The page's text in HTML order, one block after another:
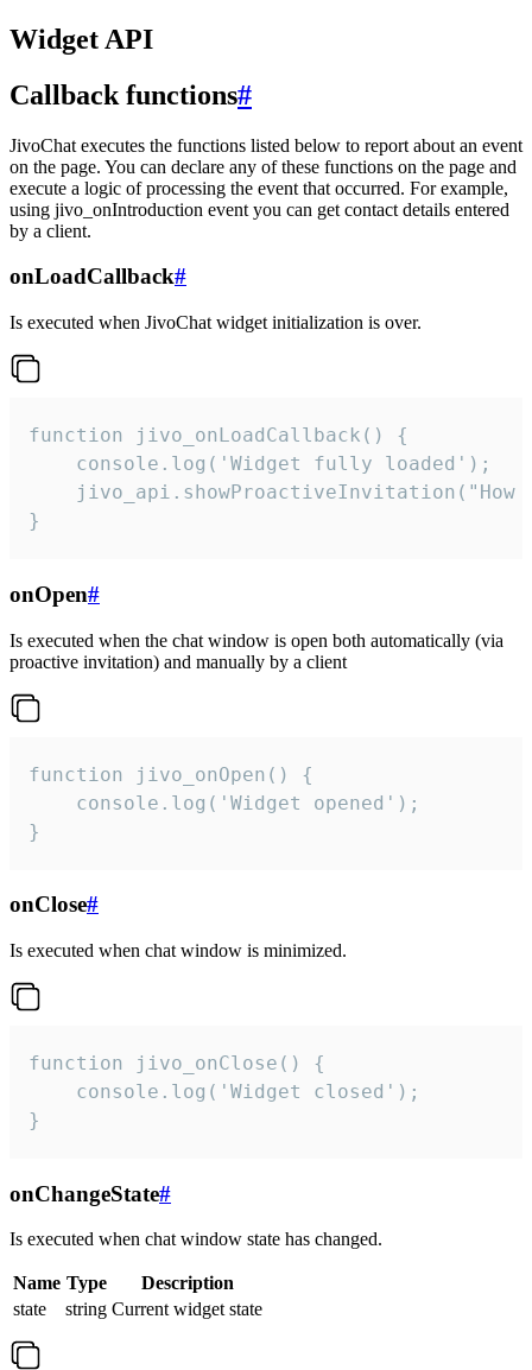
Widget API
Callback functions#
JivoChat executes the functions listed below to report about an event
on the page. You can declare any of these functions on the page and
execute a logic of processing the event that occurred. For example,
using jivo_onIntroduction event you can get contact details entered
by a client.
onLoadCallback#
Is executed when JivoChat widget initialization is over.
function jivo_onLoadCallback() {
    console.log('Widget fully loaded');
jivo_api.showProactiveInvitation("How
}
onOpen#
Is executed when the chat window is open both automatically (via
proactive invitation) and manually by a client
function jivo_onOpen() {
    console.log('Widget opened');
}
onClose#
Is executed when chat window is minimized.
function jivo_onClose() {
    console.log('Widget closed');
}
onChangeState#
Is executed when chat window state has changed.
Name Type
Description
state
string Current widget state